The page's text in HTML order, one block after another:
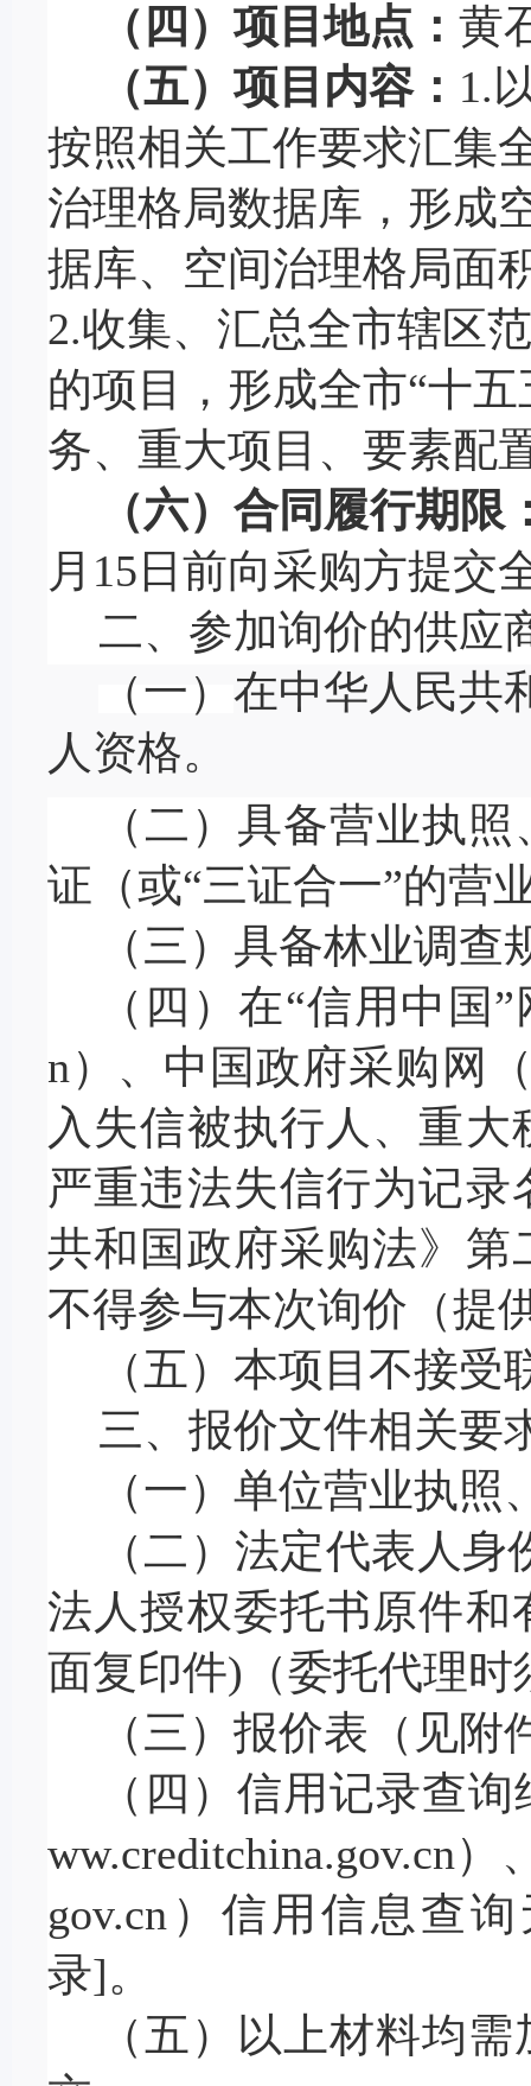
（四）项目地点： 黄
（五）项目内容： 1.
按照相关工作要求汇集
治理格局数据库 ， 形成
据库、空间治理格局面
2.收集、 汇总全市辖区
的项目
， 形成全市“十
务、重大项目、要素配
（六）合同履行期限
月 15 日前向采购方提交
二、参加询价的供应
（一） 在中华人民共
人资格。
（二） 具备营业执照
证（或“三证合一”的营
（ 三） 具备林业调查
（ 四 ）在“信用中国”
n ）、中国政府采购网
入失信被执行人、重
严重违法失信行为记
共和国政府采购法》
不得参与本次询价（提
（五 ）本项目不接受
三、报价文件相关要
（一）单位营业执
（二）法定代表人
法人授权委托书原件
面复印件)（委托代理时
（ 三 ）报价表（ 见附
（ 四 ）信用记录查询
ww.creditchina.gov.cn
gov.cn）信用信息查
录]。
（ 五 ）以上材料均需